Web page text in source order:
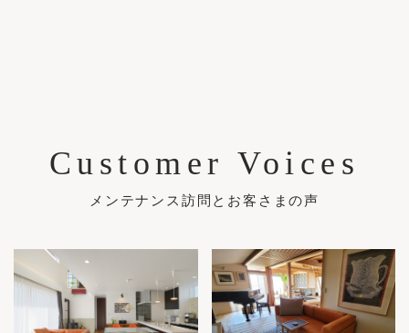
Customer Voices
メンテナンス訪問とお客さまの声